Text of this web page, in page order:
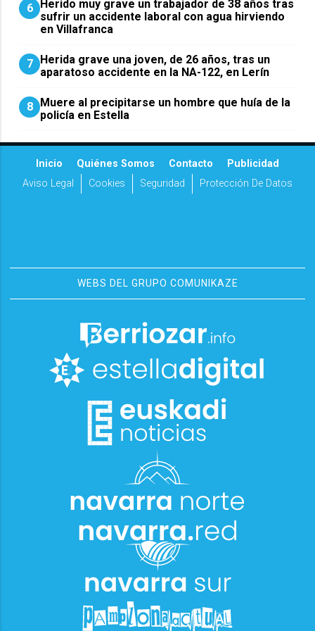
6
Herido muy grave un trabajador de 38 años tras
sufrir un accidente laboral con agua hirviendo
en Villafranca
7 Herida grave una joven, de 26 años, tras un
aparatoso accidente en la NA-122, en Lerín
8 Muere al precipitarse un hombre que huía de la
policía en Estella
Inicio Quiénes Somos Contacto
Publicidad
Aviso Legal
Cookies Seguridad Protección De Datos
WEBS DEL GRUPO COMUNIKAZE